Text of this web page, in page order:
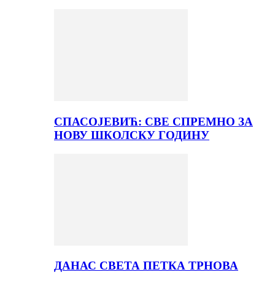
СПАСОЈЕВИЋ: СВЕ СПРЕМНО ЗА
НОВУ ШКОЛСКУ ГОДИНУ
ДАНАС СВЕТА ПЕТКА ТРНОВА